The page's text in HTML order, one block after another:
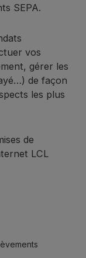
SEPA.
vos
gérer les
de façon
les plus
de
LCL